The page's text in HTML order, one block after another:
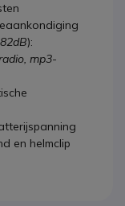
):
mp3-
en helmclip